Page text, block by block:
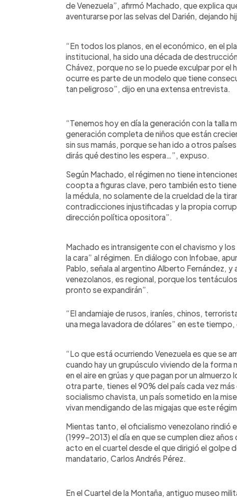
de Venezuela”, afirmó Machado, que explica
aventurarse por las selvas del Darién, dejando
“En todos los planos, en el económico, en el
institucional, ha sido una década de
Chávez, porque no se lo puede exculpar por
ocurre es parte de un modelo que tiene
tan peligroso”, dijo en una extensa entrevista.
“Tenemos hoy en día la generación con la talla
generación completa de niños que están
sin sus mamás, porque se han ido a otros
dirás qué destino les espera…”, expuso.
Según Machado, el régimen no tiene
coopta a figuras clave, pero también esto
la médula, no solamente de la crueldad de la
contradicciones injustificadas y la propia
dirección política opositora”.
Machado es intransigente con el chavismo y
la cara” al régimen. En diálogo con Infobae,
Pablo, señala al argentino Alberto Fernández,
venezolanos, es regional, porque los
pronto se expandirán”.
“El andamiaje de rusos, iraníes, chinos,
una mega lavadora de dólares” en este
“Lo que está ocurriendo Venezuela es que se
cuando hay un grupúsculo viviendo de la
en el aire en grúas y que pagan por un almuerzo
otra parte, tienes el 90% del país cada vez
socialismo chavista, un país sometido en la
vivan mendigando de las migajas que este
Mientas tanto, el oficialismo venezolano rindió
(1999-2013) el día en que se cumplen diez
acto en el cuartel desde el que dirigió el golpe
mandatario, Carlos Andrés Pérez.
En el Cuartel de la Montaña, antiguo museo